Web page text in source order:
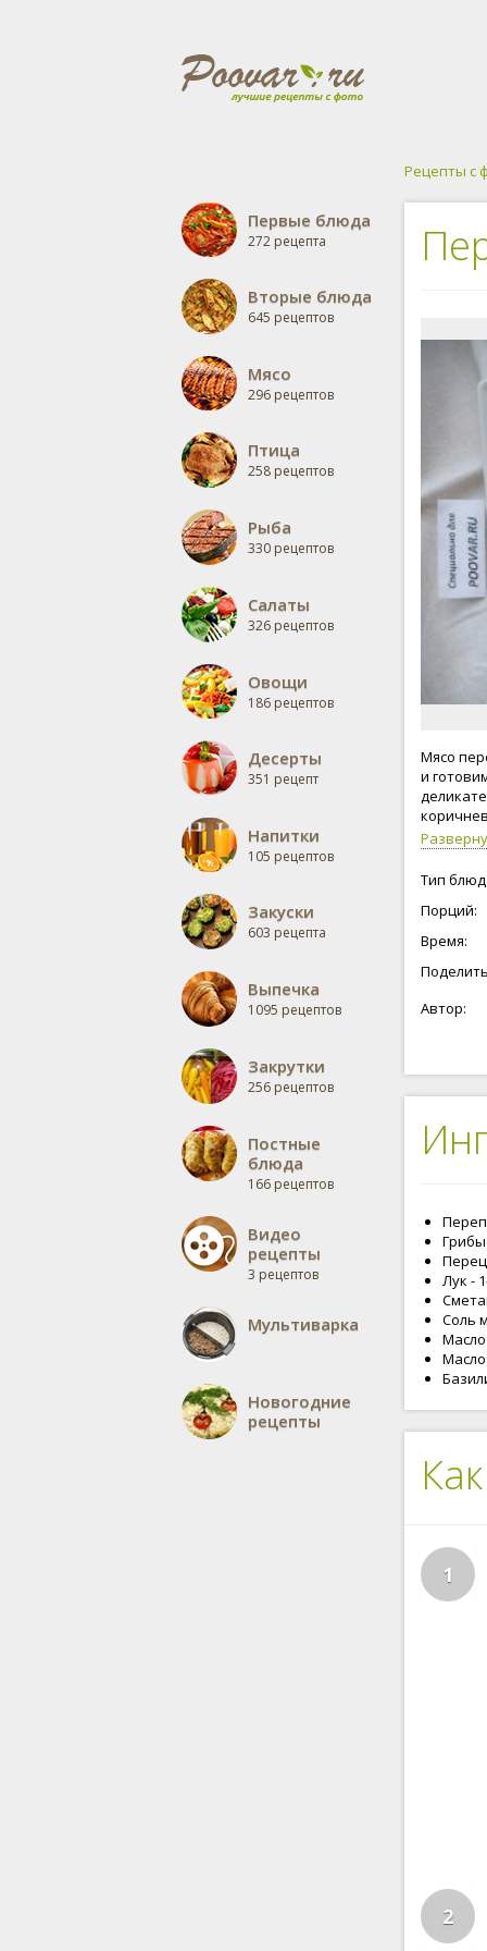
Первые блюда
272 рецепта
Вторые блюда
645 рецептов
Мясо
296 рецептов
Птица
258 рецептов
Рыба
330 рецептов
Салаты
326 рецептов
Овощи
186 рецептов
Десерты
351 рецепт
Напитки
105 рецептов
Закуски
603 рецепта
Выпечка
1095 рецептов
Закрутки
256 рецептов
Постные
блюда
166 рецептов
Видео
рецепты
3 рецептов
Мультиварка
Новогодние
рецепты
Рецепты с
Мясо
и
Тип
Порций:
Время:
Автор:
Перец
Лук -
Соль
1
2